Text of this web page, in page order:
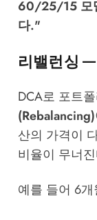
60/25/15 모
다."
리밸런싱
DCA로 포트
(Rebalancing)
산의 가격이
비율이 무너
예를 들어 6개